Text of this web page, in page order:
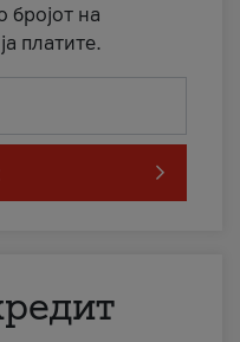
бројот на
платите.